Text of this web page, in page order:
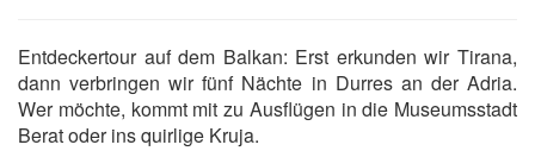
Entdeckertour auf dem Balkan: Erst erkunden wir Tirana,
dann verbringen wir fünf Nächte in Durres an der Adria.
Wer möchte, kommt mit zu Ausflügen in die Museumsstadt
Berat oder ins quirlige Kruja.